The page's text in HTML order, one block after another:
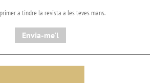
a tindre la revista a les teves mans.
Envia-me'l